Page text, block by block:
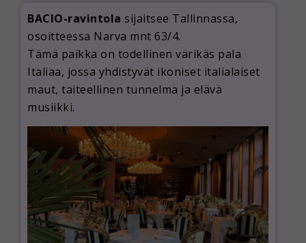
BACIO-ravintola sijaitsee Tallinnassa,
osoitteessa Narva mnt 63/4.
Tämä paikka on todellinen värikäs pala
Italiaa, jossa yhdistyvät ikoniset italialaiset
maut, taiteellinen tunnelma ja elävä
musiikki.